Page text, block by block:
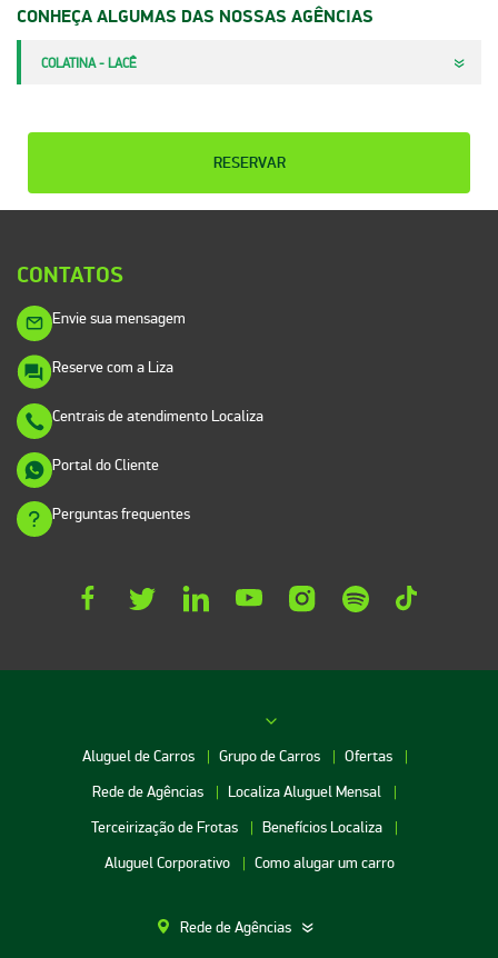
CONHEÇA ALGUMAS DAS NOSSAS AGÊNCIAS
COLATINA - LACÊ
RESERVAR
CONTATOS
Envie sua mensagem
Reserve com a Liza
Centrais de atendimento Localiza
Portal do Cliente
Perguntas frequentes
Aluguel de Carros Grupo de Carros
Ofertas
Rede de Agências
Localiza Aluguel Mensal
Terceirização de Frotas
Benefícios Localiza
Aluguel Corporativo
Como alugar um carro
Rede de Agências